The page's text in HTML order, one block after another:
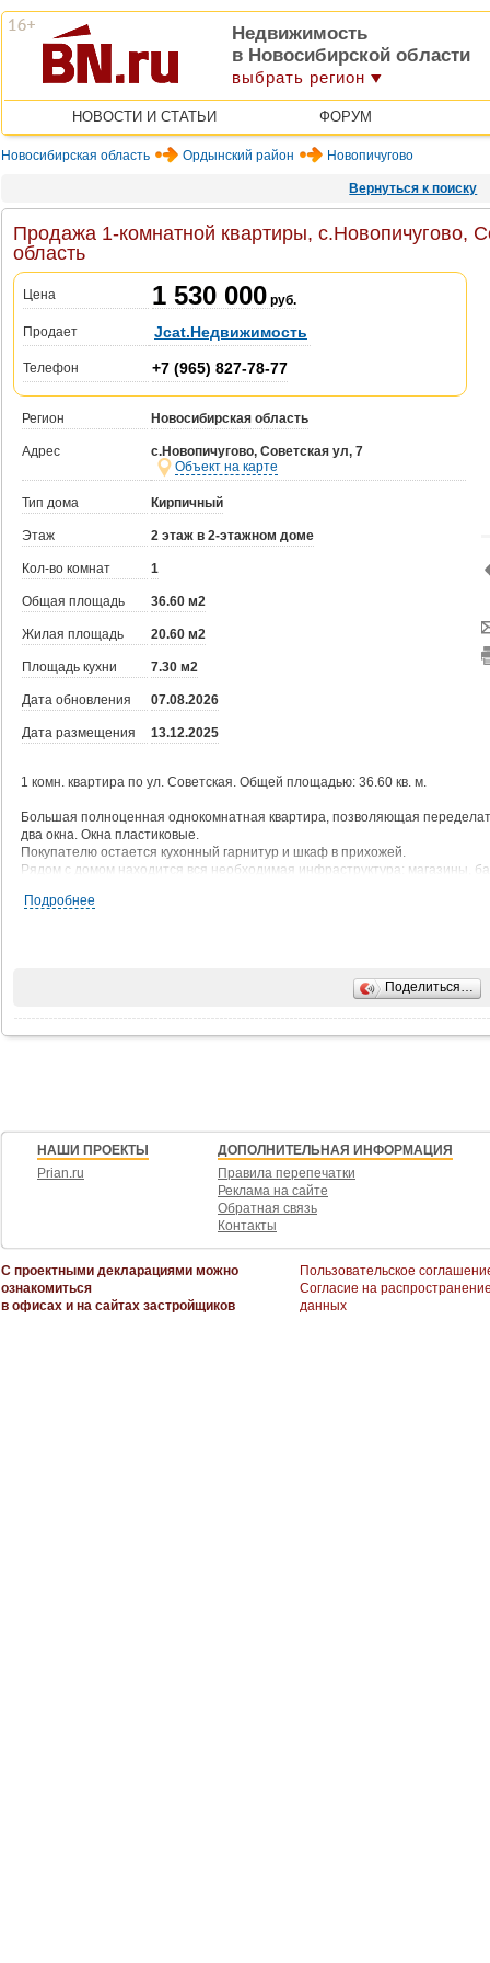
Недвижимость
в Новосибирской области
выбрать регион
НОВОСТИ И СТАТЬИ ФОРУМ
Новосибирская область Ордынский район Новопичугово
Вернуться к поиску
Продажа 1-комнатной квартиры, с.Новопичугово,
область
Цена 1 530 000 руб.
Продает Jcat.Недвижимость
Телефон +7 (965) 827-78-77
Регион Новосибирская область
Адрес
с.Новопичугово, Советская ул, 7
Объект на карте
Тип дома Кирпичный
Этаж 2 этаж в 2-этажном доме
Кол-во комнат 1
Общая площадь 36.60 м2
Жилая площадь 20.60 м2
Площадь кухни 7.30 м2
Дата обновления 07.08.2026
Дата размещения 13.12.2025
1 комн. квартира по ул. Советская. Общей площадью: 36.60 кв. м.
Большая полноценная однокомнатная квартира, позволяющая
два окна. Окна пластиковые.
Покупателю остается кухонный гарнитур и шкаф в прихожей.
Рядом с домом находится вся необходимая инфраструктура: магазины,
Если не продан Ваш вариант -звоните, окажем содействие!
При звонке, пожалуйста, сообщите номер варианта -
Подробнее
Поделиться…
НАШИ ПРОЕКТЫ
Prian.ru
ДОПОЛНИТЕЛЬНАЯ ИНФОРМАЦИЯ
Правила перепечатки
Реклама на сайте
Обратная связь
Контакты
С проектными декларациями можно
ознакомиться
в офисах и на сайтах застройщиков
Пользовательское
Согласие на
данных